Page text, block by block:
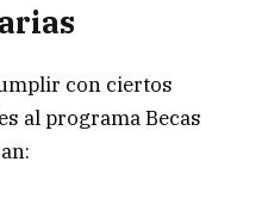
con ciertos
al programa Becas